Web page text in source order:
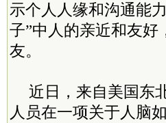
示个人人缘和沟通能
子”中人的亲近和友好
友。
近日，来自美国东
人员在一项关于人脑